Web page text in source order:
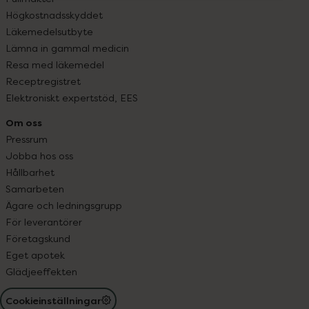
Högkostnadsskyddet
Läkemedelsutbyte
Lämna in gammal medicin
Resa med läkemedel
Receptregistret
Elektroniskt expertstöd, EES
Om oss
Pressrum
Jobba hos oss
Hållbarhet
Samarbeten
Ägare och ledningsgrupp
För leverantörer
Företagskund
Eget apotek
Glädjeeffekten
Cookieinställningar